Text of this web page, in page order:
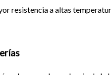
resistencia a altas